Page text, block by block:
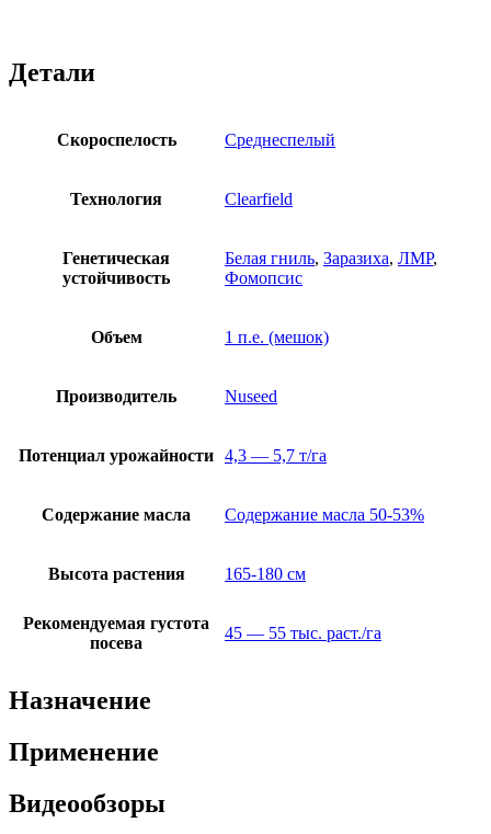
Детали
Скороспелость Среднеспелый
Технология Clearfield
Генетическая
устойчивость
Белая гниль, Заразиха, ЛМР,
Фомопсис
Объем 1 п.е. (мешок)
Производитель Nuseed
Потенциал урожайности 4,3 — 5,7 т/га
Содержание масла Содержание масла 50-53%
Высота растения 165-180 см
Рекомендуемая густота
посева
45 — 55 тыс. раст./га
Назначение
Применение
Видеообзоры